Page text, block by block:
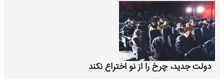
دولت جدید، چرخ را از نو اختراع نکند